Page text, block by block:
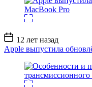
Дата
записи
12 лет назад
Apple выпустила